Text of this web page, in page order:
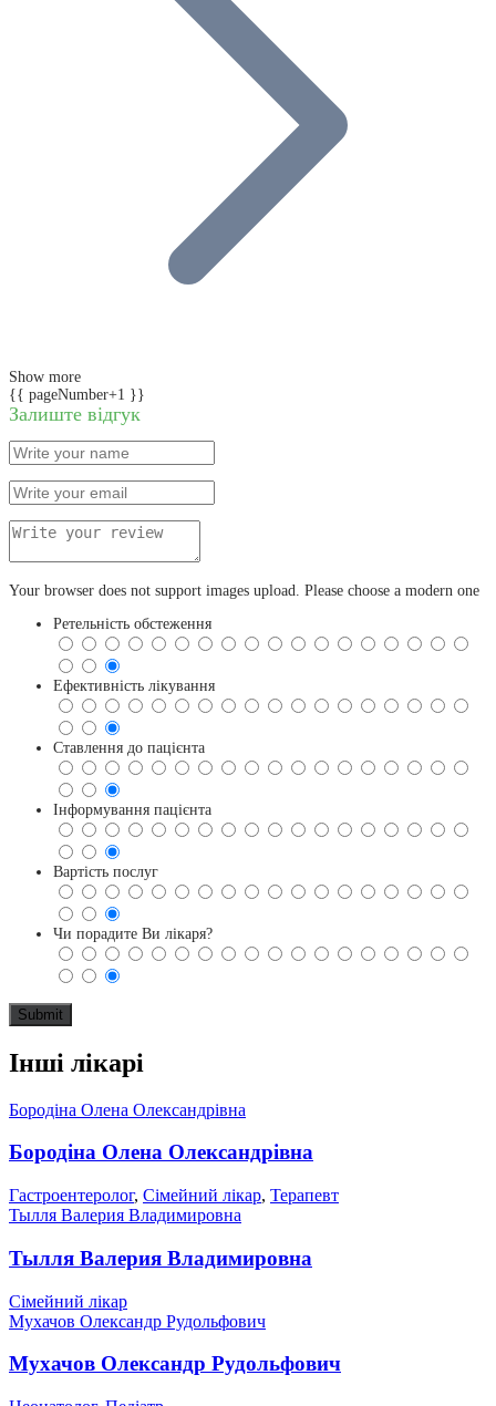
Show more
{{ pageNumber+1 }}
Залиште відгук
Your browser does not support images upload. Please choose a modern one
Ретельність обстеження
Ефективність лікування
Ставлення до пацієнта
Інформування пацієнта
Вартість послуг
Чи порадите Ви лікаря?
Інші лікарі
Бородіна Олена Олександрівна
Бородіна Олена Олександрівна
Гастроентеролог, Сімейний лікар, Терапевт
Тылля Валерия Владимировна
Тылля Валерия Владимировна
Сімейний лікар
Мухачов Олександр Рудольфович
Мухачов Олександр Рудольфович